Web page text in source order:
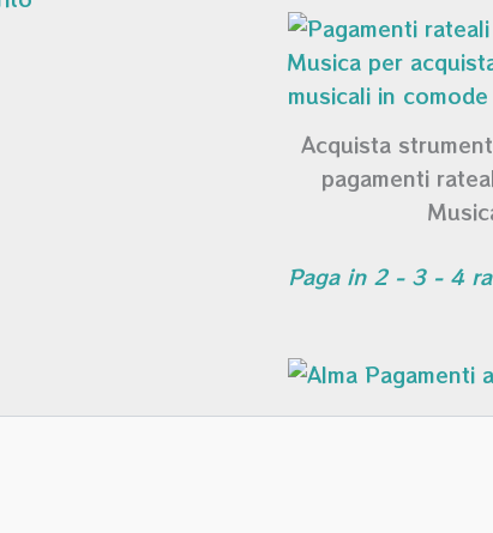
Acquista
pagamenti
Paga in 2 - 3 - 4